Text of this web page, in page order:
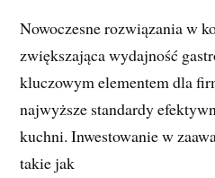
Nowoczesne rozwiązania w
zwiększająca wydajność
kluczowym elementem dla
najwyższe standardy
kuchni. Inwestowanie w
takie jak